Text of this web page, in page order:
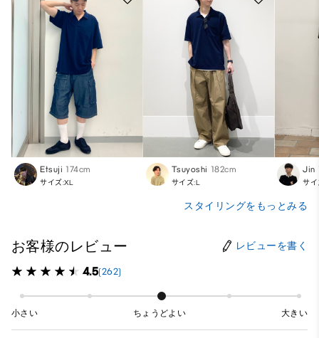
Etsuji 174cm
サイズ:XL
Tsuyoshi 182cm
サイズ:L
Jin
サ
スタイリングをもっとみる
お客様のレビュー レビューを書く
4.5(262)
小さい ちょうどよい 大きい